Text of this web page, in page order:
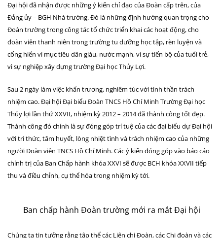
Đại hội đã nhận được những ý kiến chỉ đạo của Đoàn cấp trên, của
Đảng ủy – BGH Nhà trường. Đó là những định hướng quan trọng cho
Đoàn trường trong công tác tổ chức triển khai các hoạt động, cho
đoàn viên thanh niên trong trường tu dưỡng học tập, rèn luyện và
cống hiến vì mục tiêu dân giàu, nước mạnh, vì sự tiến bộ của tuổi trẻ,
vì sự nghiệp xây dựng trường Đại học Thủy Lợi.
Sau 2 ngày làm việc khẩn trương, nghiêm túc với tinh thần trách
nhiệm cao. Đại hội Đại biểu Đoàn TNCS Hồ Chí Minh Trường Đại học
Thủy lợi lần thứ XXVII, nhiệm kỳ 2012 – 2014 đã thành công tốt đẹp.
Thành công đó chính là sự đóng góp trí tuệ của các đại biểu dự Đại hội
với tri thức, tâm huyết, lòng nhiệt tình và trách nhiệm cao của những
người Đoàn viên TNCS Hồ Chí Minh. Các ý kiến đóng góp vào báo cáo
chính trị của Ban Chấp hành khóa XXVI sẽ được BCH khóa XXVII tiếp
thu và điều chỉnh, cụ thể hóa trong nhiệm kỳ tới.
Ban chấp hành Đoàn trường mới ra mắt Đại hội
Chúng ta tin tưởng rằng tập thể các Liên chi Đoàn, các Chi đoàn và các